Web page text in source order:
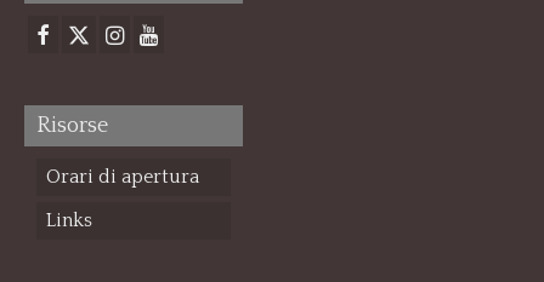
Risorse
Orari di apertura
Links